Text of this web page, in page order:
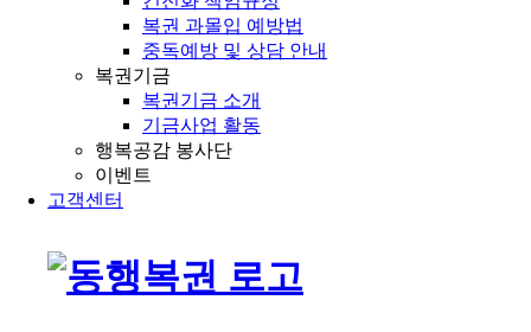
복권 과몰입 예방법
중독예방 및 상담 안내
복권기금
복권기금 소개
기금사업 활동
행복공감 봉사단
이벤트
고객센터